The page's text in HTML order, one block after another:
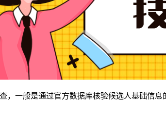
，一般是通过官方数据库核验候选人基础信